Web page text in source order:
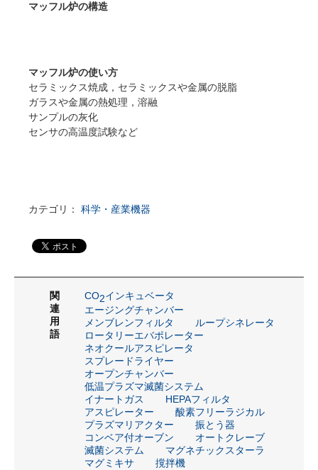
マッフル炉の構造
マッフル炉の使い方
セラミックス焼成，セラミックスや金属の脱脂
ガラスや金属の熱処理，溶融
サンプルの灰化
センサの高温度試験など
カテゴリ： 科学・産業機器
関
連
用
語
CO2インキュベータ
エージングチャンバー
メンブレンフィルタ
ループシネレータ
ロータリーエバポレーター
ネオクールアスピレータ
スプレードライヤー
オープンチャンバー
低温プラズマ滅菌システム
イナートガス
HEPAフィルタ
アスピレーター
酸素フリーラジカル
プラズマリアクター
振とう器
コンベア付オーブン
オートクレーブ
滅菌システム
マグネチックスターラ
マグミキサ
撹拌機